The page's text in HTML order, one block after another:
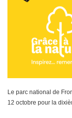
Le parc national de
12 octobre pour la